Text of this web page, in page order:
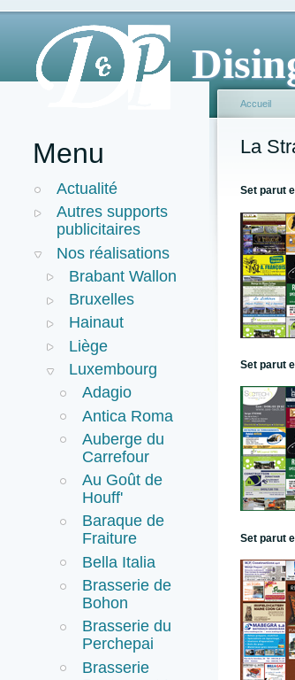
Menu
Actualité
Autres supports
publicitaires
Nos réalisations
Brabant Wallon
Bruxelles
Hainaut
Liège
Luxembourg
Adagio
Antica Roma
Auberge du
Carrefour
Au Goût de
Houff'
Baraque de
Fraiture
Bella Italia
Brasserie de
Bohon
Brasserie du
Perchepai
Brasserie
Accueil
La
Set parut
Set parut
Set parut